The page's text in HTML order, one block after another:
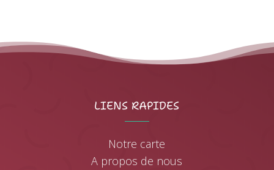
LIENS RAPIDES
Notre carte
A propos de nous